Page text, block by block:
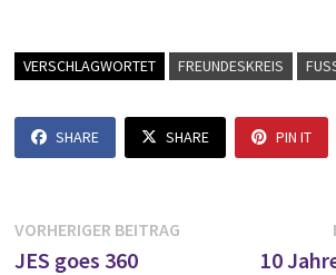
VERSCHLAGWORTET FREUNDESKREIS
SHARE SHARE PIN IT
Beitragsnavigation
VORHERIGER BEITRAGVorheriger
JES goes 360
10